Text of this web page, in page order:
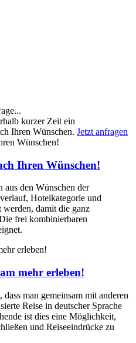
kurzer Zeit ein
Ihren Wünschen. Jetzt anfragen
Ihren Wünschen!
aus den Wünschen der
Hotelkategorie und
damit die ganz
frei kombinierbaren
mehr erleben!
man gemeinsam mit anderen
Reise in deutscher Sprache
ist dies eine Möglichkeit,
und Reiseeindrücke zu